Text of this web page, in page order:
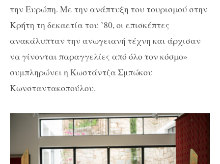
την Ευρώπη. Με την ανάπτυξη του τουρισμού στην
Κρήτη τη δεκαετία του ’80, οι επισκέπτες
ανακάλυπταν την ανωγειανή τέχνη και άρχισαν
να γίνονται παραγγελίες από όλο τον κόσμο»
συμπληρώνει η Κωστάντζα Σμπώκου
Κωνσταντακοπούλου.